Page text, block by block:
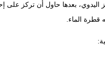
اليدوي، بعدها حاول أن تركز على
قطرة الماء.